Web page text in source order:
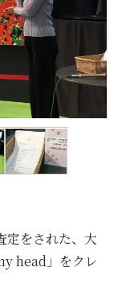
定をされた、大
head」をクレ